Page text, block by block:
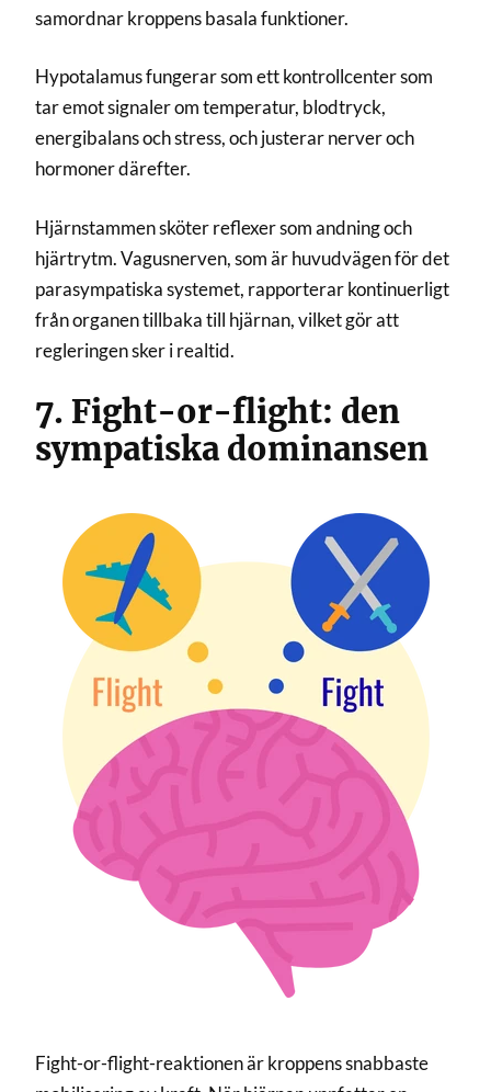
samordnar kroppens basala funktioner.
Hypotalamus fungerar som ett kontrollcenter som
tar emot signaler om temperatur, blodtryck,
energibalans och stress, och justerar nerver och
hormoner därefter.
Hjärnstammen sköter reflexer som andning och
hjärtrytm. Vagusnerven, som är huvudvägen för det
parasympatiska systemet, rapporterar kontinuerligt
från organen tillbaka till hjärnan, vilket gör att
regleringen sker i realtid.
7. Fight-or-flight: den
sympatiska dominansen
Fight-or-flight-reaktionen är kroppens snabbaste